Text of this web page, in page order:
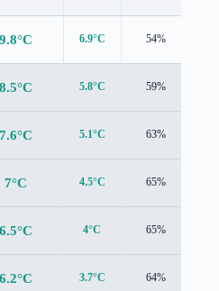
9.8°C 6.9°C 54%
8.5°C 5.8°C 59%
7.6°C 5.1°C 63%
7°C 4.5°C 65%
6.5°C 4°C 65%
6.2°C 3.7°C 64%